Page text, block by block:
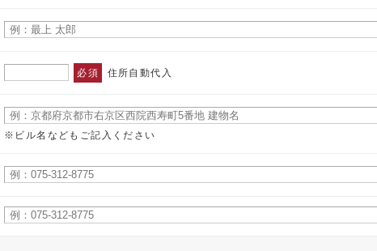
必須 住所自動代入
※ビル名などもご記入ください